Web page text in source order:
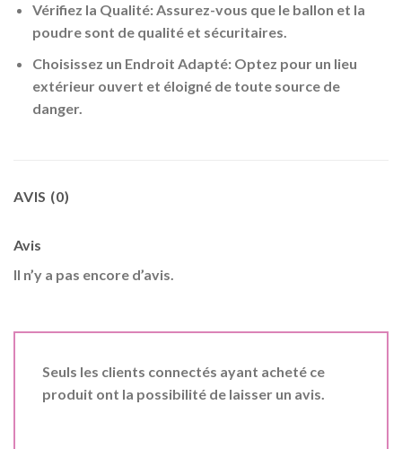
Vérifiez la Qualité: Assurez-vous que le ballon et la
poudre sont de qualité et sécuritaires.
Choisissez un Endroit Adapté: Optez pour un lieu
extérieur ouvert et éloigné de toute source de
danger.
AVIS (0)
Avis
Il n’y a pas encore d’avis.
Seuls les clients connectés ayant acheté ce
produit ont la possibilité de laisser un avis.